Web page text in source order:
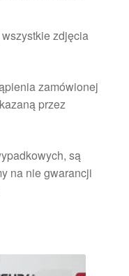
zdjęcia
zamówionej
przez
są
na nie gwarancji